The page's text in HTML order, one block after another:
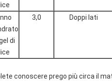
di
3,0 Doppi lati
conoscere prego più circa il